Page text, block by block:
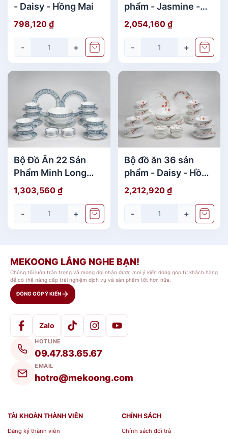
- Daisy - Hồng Mai
798,120 ₫
- +
phẩm - Jasmine -
Chim Lạc
2,054,160 ₫
- +
Bộ Đồ Ăn 22 Sản
Phẩm Minh Long
Jasmine Vinh Quy
Nhạt Giá rẻ
1,303,560 ₫
- +
Bộ đồ ăn 36 sản
phẩm - Daisy - Hồng
Mai
2,212,920 ₫
- +
MEKOONG LẮNG NGHE BẠN!
Chúng tôi luôn trân trọng và mong đợi nhận được mọi ý kiến đóng góp từ khách hàng
để có thể nâng cấp trải nghiệm dịch vụ và sản phẩm tốt hơn nữa.
ĐÓNG GÓP Ý KIẾN
Zalo
HOTLINE
09.47.83.65.67
EMAIL
hotro@mekoong.com
TÀI KHOÀN THÀNH VIÊN
Đăng ký thành viên
CHÍNH SÁCH
Chính sách đổi trả